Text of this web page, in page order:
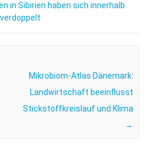
in Sibirien haben sich innerhalb
Mikrobiom-Atlas Dänemark:
Landwirtschaft beeinflusst
Stickstoffkreislauf und Klima
→